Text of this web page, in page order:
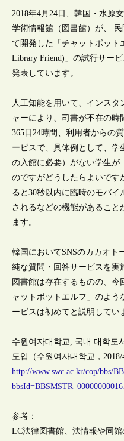
2018年4月24日、韓国・水原
学術情報館（図書館）が、
て開発した「チャットボット
Library Friend)」の試行サー
発表しています。
人工知能を用いて、インスタ
ャーにより、司書が不在の時
365日24時間、利用者からの
ービスで、具体例として、学
の入館に必要）がない学生が
のですがどうしたらよいです
ると30秒以内に臨時のモバイ
されるなどの機能があること
ます。
韓国においてSNSのカカオト
純な質問・回答サービスを実
図書館は存在するものの、今
ャットボットエルフ」のよう
ービスは初めてと説明してい
수원여자대학교, 국내 대학도
도입（수원여자대학교，2018/
http://www.swc.ac.kr/cop/bbs/
参考：
LC法律図書館、法情報や同館